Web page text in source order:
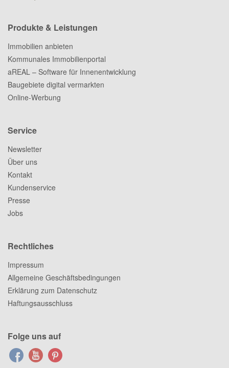
Produkte & Leistungen
Immobilien anbieten
Kommunales Immobilienportal
aREAL – Software für Innenentwicklung
Baugebiete digital vermarkten
Online-Werbung
Service
Newsletter
Über uns
Kontakt
Kundenservice
Presse
Jobs
Rechtliches
Impressum
Allgemeine Geschäftsbedingungen
Erklärung zum Datenschutz
Haftungsausschluss
Folge uns auf